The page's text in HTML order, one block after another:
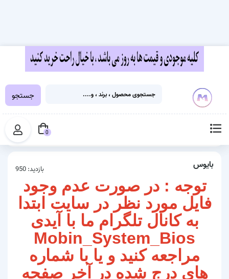
خانه
بایوس بازدید: 950
توجه : در صورت عدم وجود
فایل مورد نظر در سایت ابتدا
به کانال تلگرام ما با آیدی
Mobin_System_Bios
مراجعه کنید و یا با شماره
های درج شده در آخر صفحه
جستجو
0